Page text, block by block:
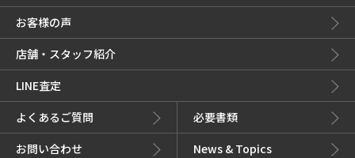
お客様の声
店舗・スタッフ紹介
LINE査定
よくあるご質問
必要書類
お問い合わせ
News & Topics